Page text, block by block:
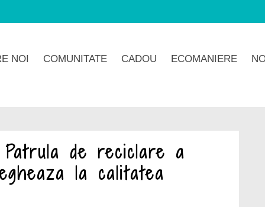
NOI COMUNITATE CADOU ECOMANIERE
de reciclare a
la calitatea